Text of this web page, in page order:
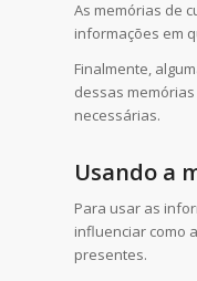
As memórias de
informações em
Finalmente,
dessas
necessárias.
Usando a
Para usar as
influenciar como
presentes.